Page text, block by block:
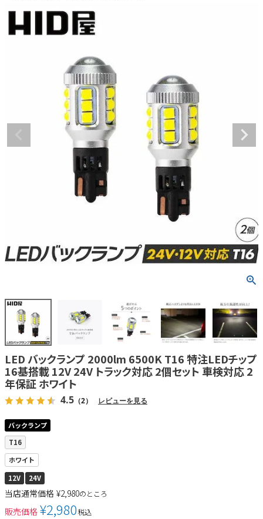
LED バックランプ 2000lm 6500K T16 特注LEDチップ
16基搭載 12V 24V トラック対応 2個セット 車検対応 2
年保証 ホワイト
4.5 （2） レビューを見る
バックランプ
T16
ホワイト
12V
24V
当店通常価格 ¥2,980のところ
販売価格 ¥2,980税込